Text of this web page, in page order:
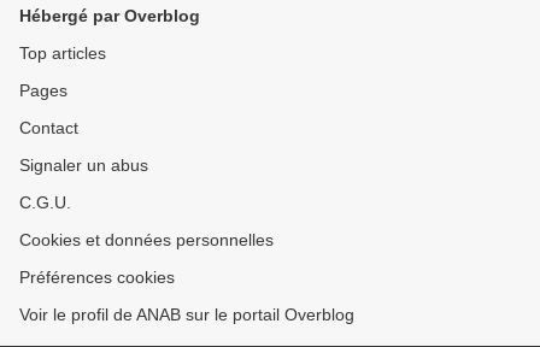
Hébergé par Overblog
Top articles
Pages
Contact
Signaler un abus
C.G.U.
Cookies et données personnelles
Préférences cookies
Voir le profil de ANAB sur le portail Overblog